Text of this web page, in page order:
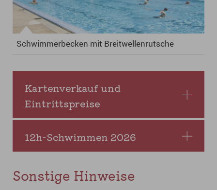
Schwimmerbecken mit Breitwellenrutsche
Kartenverkauf und
Eintrittspreise
12h-Schwimmen 2026
Sonstige Hinweise